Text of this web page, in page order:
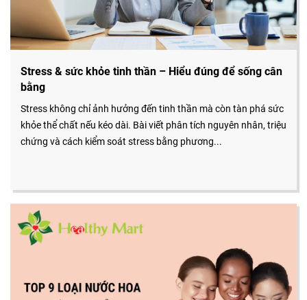
Stress & sức khỏe tinh thần – Hiểu đúng để sống cân
bằng
Stress không chỉ ảnh hưởng đến tinh thần mà còn tàn phá sức
khỏe thể chất nếu kéo dài. Bài viết phân tích nguyên nhân, triệu
chứng và cách kiểm soát stress bằng phương...